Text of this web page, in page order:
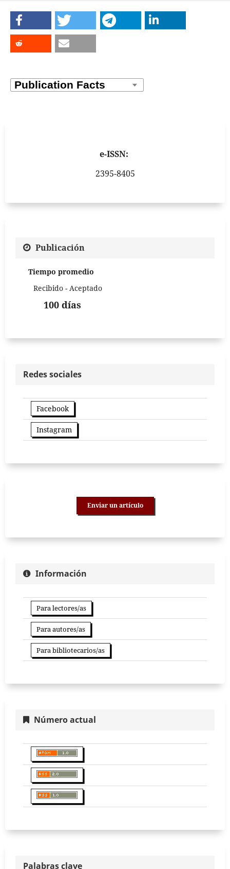
e-ISSN:
2395-8405
Publicación
Tiempo promedio
Recibido - Aceptado
100 días
Redes sociales
Facebook
Instagram
Enviar un artículo
Información
Para lectores/as
Para autores/as
Para bibliotecarios/as
Número actual
Palabras clave